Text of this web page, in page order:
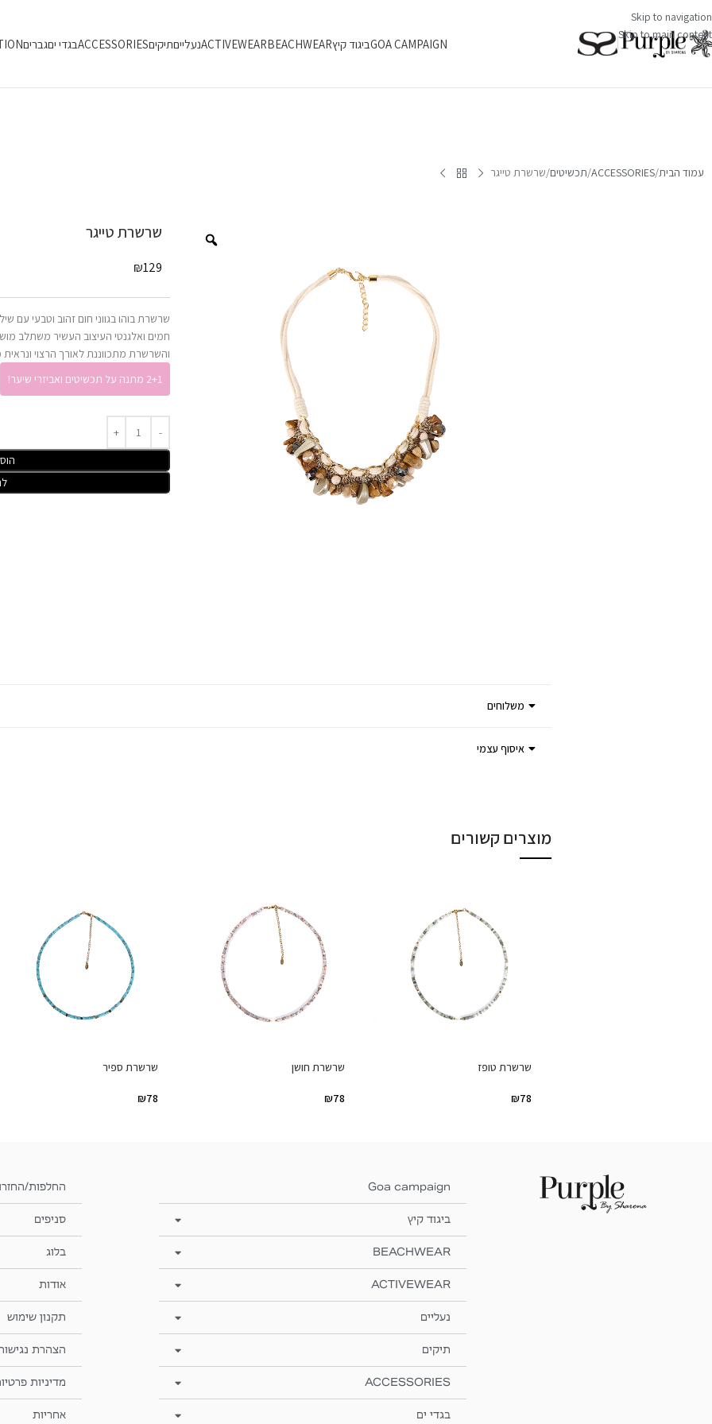
Skip to navigation
Skip to main content
GOA CAMPAIGNביגוד קיץBEACHWEAR
ACTIVEWEARנעלייםתיקיםACCESSORIESבגדי יםגברים
עמוד הבית ACCESSORIES תכשיטים שרשרת טייגר
שרשרת טייגר
₪129
שרשרת בוהו בגווני חום זהוב וטבעי עם
חמים ואלגנטי העיצוב העשיר משתלב
והשרשרת מתכווננת לאורך הרצוי
2+1 מתנה על תכשיטים ואביזרי שיער!
משלוחים
איסוף עצמי
מוצרים קשורים
שרשרת טופז
₪78
שרשרת חושן
₪78
שרשרת ספיר
₪78
Goa campaign
ביגוד קיץ
BEACHWEAR
ACTIVEWEAR
נעליים
תיקים
ACCESSORIES
בגדי ים
החלפות/
סניפים
בלוג
אודות
תקנון שימוש
הצהרת
מדיניות
אחריות